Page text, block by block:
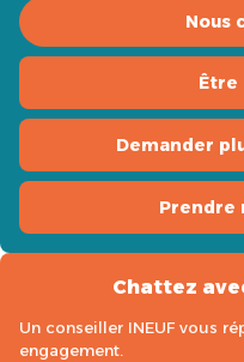
Nous
Être
Demander
Prendre
Chattez
Un conseiller INEUF vous
engagement.